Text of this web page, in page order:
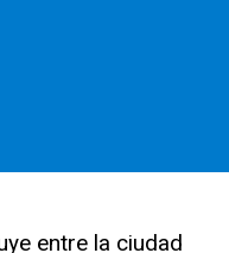
entre la ciudad